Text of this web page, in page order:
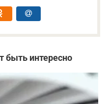
интересно